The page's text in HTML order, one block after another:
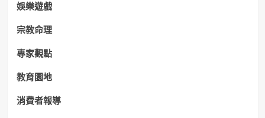
娛樂遊戲
宗教命理
專家觀點
教育園地
消費者報導